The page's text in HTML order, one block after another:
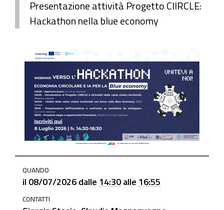
Presentazione attività Progetto CIIRCLE:
Hackathon nella blue economy
homepage/banner-
progetti-
europei/8-
QUANDO
il 08/07/2026 dalle 14:30 alle 16:55
CONTATTI